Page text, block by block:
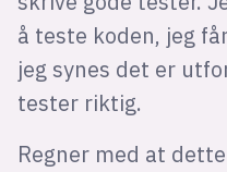
å teste koden, jeg
jeg synes det er
tester riktig.
Regner med at